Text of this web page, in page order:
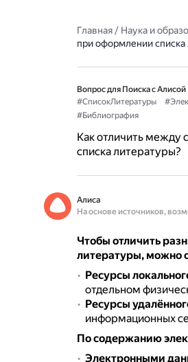
Главная/ Наука и
при оформлении списка
Вопрос для Поиска с Алисой
#СписокЛитературы
#Библиография
Как отличить между
списка литературы?
Алиса
На основе источников,
Чтобы отличить
литературы, можно
Ресурсы
отдельном
Ресурсы
информационных
По содержанию
Электронными